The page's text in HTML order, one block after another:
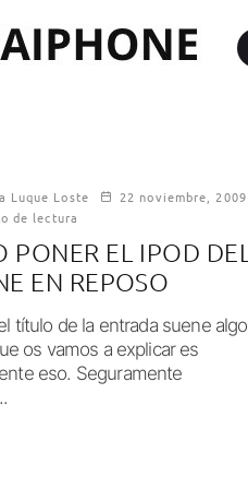
Luque Loste
22 noviembre, 2009
de lectura
PONER EL IPOD DEL
EN REPOSO
título de la entrada suene algo
os vamos a explicar es
eso. Seguramente